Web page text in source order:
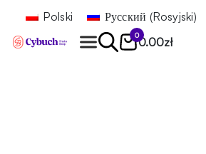
Polski Русский (Rosyjski)
0
0.00zł